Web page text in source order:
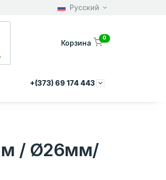
Русский
Корзина
0
+(373) 69 174 443
/ Ø26мм/